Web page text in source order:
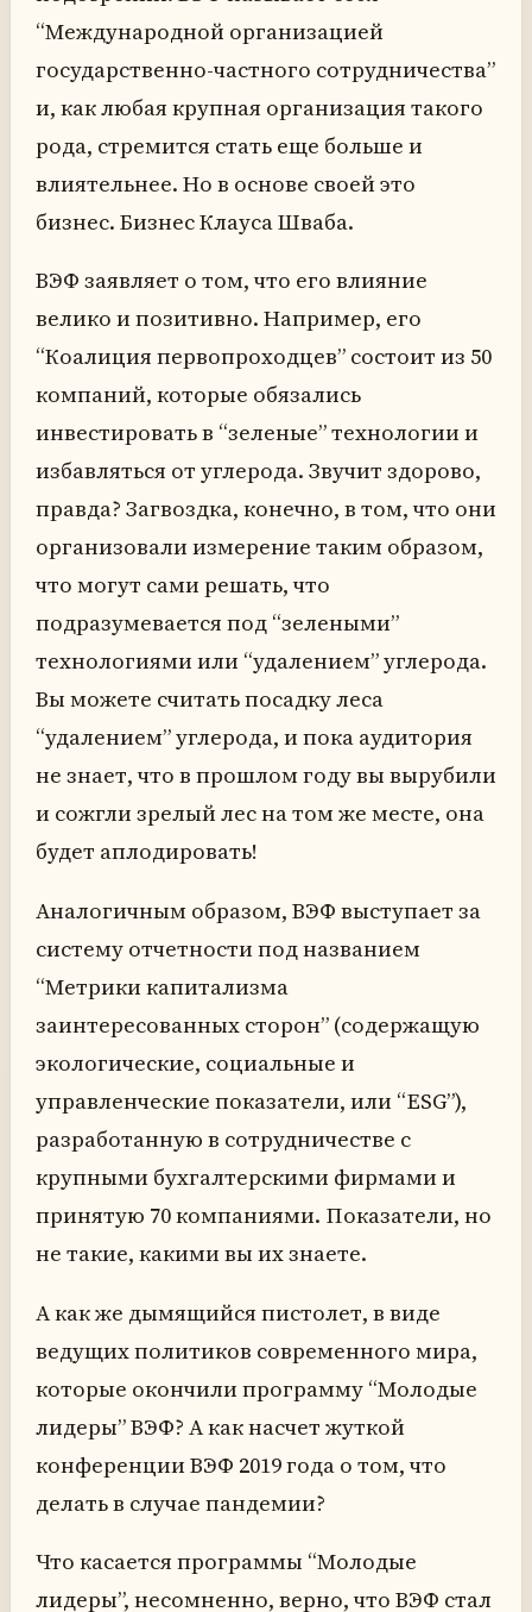
“Международной организацией
государственно-частного сотрудничества”
и, как любая крупная организация такого
рода, стремится стать еще больше и
влиятельнее. Но в основе своей это
бизнес. Бизнес Клауса Шваба.
ВЭФ заявляет о том, что его влияние
велико и позитивно. Например, его
“Коалиция первопроходцев” состоит из 50
компаний, которые обязались
инвестировать в “зеленые” технологии и
избавляться от углерода. Звучит здорово,
правда? Загвоздка, конечно, в том, что они
организовали измерение таким образом,
что могут сами решать, что
подразумевается под “зелеными”
технологиями или “удалением” углерода.
Вы можете считать посадку леса
“удалением” углерода, и пока аудитория
не знает, что в прошлом году вы вырубили
и сожгли зрелый лес на том же месте, она
будет аплодировать!
Аналогичным образом, ВЭФ выступает за
систему отчетности под названием
“Метрики капитализма
заинтересованных сторон” (содержащую
экологические, социальные и
управленческие показатели, или “ESG”),
разработанную в сотрудничестве с
крупными бухгалтерскими фирмами и
принятую 70 компаниями. Показатели, но
не такие, какими вы их знаете.
А как же дымящийся пистолет, в виде
ведущих политиков современного мира,
которые окончили программу “Молодые
лидеры” ВЭФ? А как насчет жуткой
конференции ВЭФ 2019 года о том, что
делать в случае пандемии?
Что касается программы “Молодые
лидеры”, несомненно, верно, что ВЭФ стал